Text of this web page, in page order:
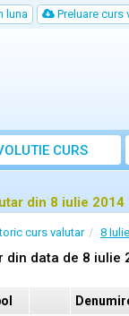
luna Preluare curs
CURS
din 8 iulie 2014
curs valutar 8
din data de 8 iulie